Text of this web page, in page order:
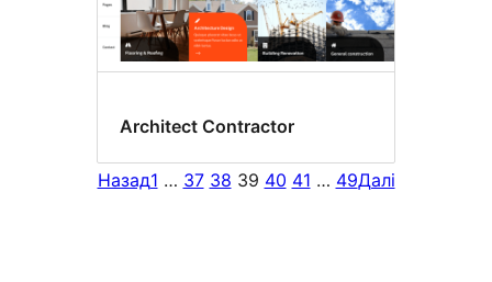
Architect Contractor
Назад1 … 37 38 39 40 41 … 49Далі